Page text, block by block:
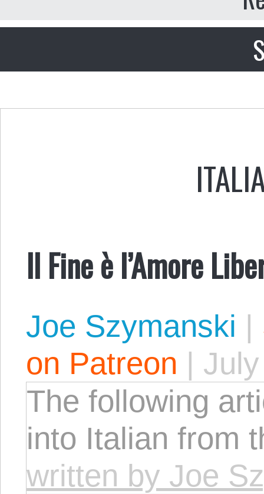
Il Fine è l’Amore
Joe Szymanski |
on Patreon |
The following
into Italian from
written by Joe